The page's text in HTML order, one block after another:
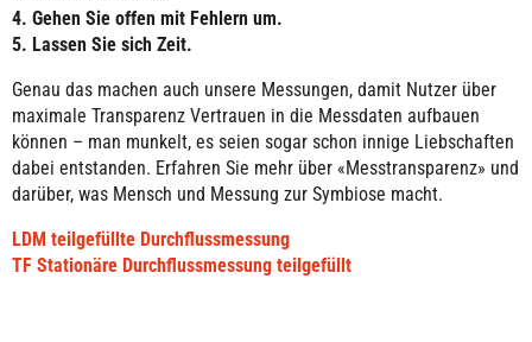
4. Gehen Sie offen mit Fehlern um.
5. Lassen Sie sich Zeit.
Genau das machen auch unsere Messungen, damit Nutzer über
maximale Transparenz Vertrauen in die Messdaten aufbauen
können – man munkelt, es seien sogar schon innige Liebschaften
dabei entstanden. Erfahren Sie mehr über «Messtransparenz» und
darüber, was Mensch und Messung zur Symbiose macht.
LDM teilgefüllte Durchflussmessung
TF Stationäre Durchflussmessung teilgefüllt